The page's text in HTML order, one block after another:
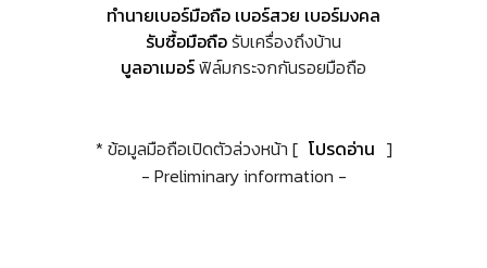
ทำนายเบอร์มือถือ เบอร์สวย เบอร์มงคล
รับซื้อมือถือรับเครื่องถึงบ้าน
บูลอาเมอร์ฟิล์มกระจกกันรอยมือถือ
* ข้อมูลมือถือเปิดตัวล่วงหน้า [ โปรดอ่าน ]
- Preliminary information -